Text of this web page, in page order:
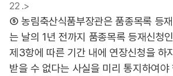
22 .>
⑤ 농림축산식품부장관은 품종목록 등
는 날의 1년 전까지 품종목록 등재신청
제3항에 따른 기간 내에 연장신청을 하
받을 수 없다는 사실을 미리 통지하여야